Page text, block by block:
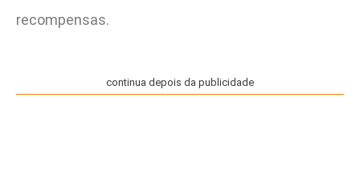
recompensas.
continua depois da publicidade